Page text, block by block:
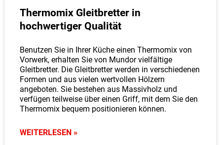
Thermomix Gleitbretter in
hochwertiger Qualität
Benutzen Sie in Ihrer Küche einen Thermomix von
Vorwerk, erhalten Sie von Mundor vielfältige
Gleitbretter. Die Gleitbretter werden in verschiedenen
Formen und aus vielen wertvollen Hölzern
angeboten. Sie bestehen aus Massivholz und
verfügen teilweise über einen Griff, mit dem Sie den
Thermomix bequem positionieren können.
WEITERLESEN »